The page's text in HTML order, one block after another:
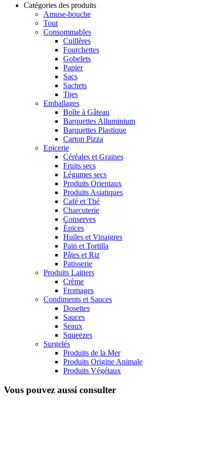
Catégories des produits
Amuse-bouche
Tout
Consommables
Cuillères
Fourchettes
Gobelets
Papier
Sacs
Sachets
Tijes
Emballages
Boîte à Gâteau
Barquettes Alluminium
Barquettes Plastique
Carton Pizza
Epicerie
Céréales et Graines
Fruits secs
Légumes secs
Produits Orientaux
Produits Asiatiques
Café et Thé
Charcuterie
Conserves
Épices
Huiles et Vinaigres
Pain et Tortilla
Pâtes et Riz
Patisserie
Produits Laitiers
Crème
Fromages
Condiments et Sauces
Dosettes
Sauces
Seaux
Squeezes
Surgelés
Produits de la Mer
Produits Origine Animale
Produits Végétaux
Vous pouvez aussi consulter